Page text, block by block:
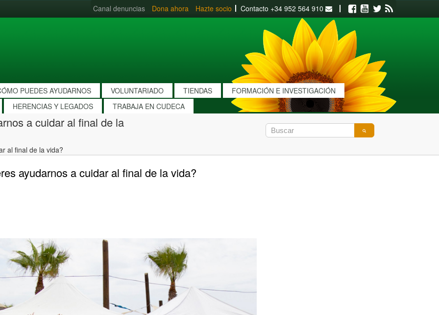
Canal denuncias Dona ahora Hazte socio Contacto +34 952 564 910 Facebook
Youtube
Twitter
PUEDES AYUDARNOS VOLUNTARIADO TIENDAS
FORMACIÓN E INVESTIGACIÓN
HERENCIAS Y LEGADOS
TRABAJA EN CUDECA
a cuidar al final de la
al final de la vida?
ayudarnos a cuidar al final de la vida?